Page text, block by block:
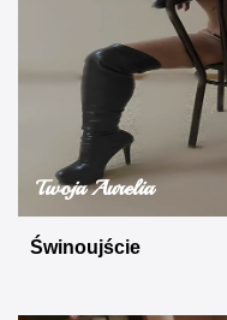
Twoja Aurelia
Świnoujście